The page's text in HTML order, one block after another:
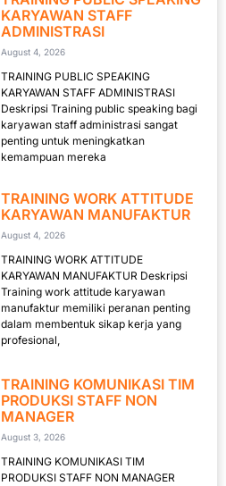
KARYAWAN STAFF
ADMINISTRASI
August 4, 2026
TRAINING PUBLIC SPEAKING
KARYAWAN STAFF ADMINISTRASI
Deskripsi Training public speaking bagi
karyawan staff administrasi sangat
penting untuk meningkatkan
kemampuan mereka
TRAINING WORK ATTITUDE
KARYAWAN MANUFAKTUR
August 4, 2026
TRAINING WORK ATTITUDE
KARYAWAN MANUFAKTUR Deskripsi
Training work attitude karyawan
manufaktur memiliki peranan penting
dalam membentuk sikap kerja yang
profesional,
TRAINING KOMUNIKASI TIM
PRODUKSI STAFF NON
MANAGER
August 3, 2026
TRAINING KOMUNIKASI TIM
PRODUKSI STAFF NON MANAGER